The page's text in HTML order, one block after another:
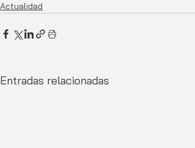
Actualidad
Entradas relacionadas